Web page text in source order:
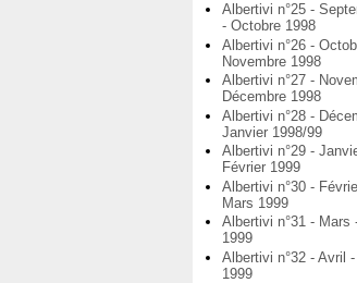
Albertivi n°25 -
- Octobre 1998
Albertivi n°26 -
Novembre 1998
Albertivi n°27 -
Décembre 1998
Albertivi n°28 -
Janvier 1998/99
Albertivi n°29 -
Février 1999
Albertivi n°30 -
Mars 1999
Albertivi n°31 - Mars
1999
Albertivi n°32 - Avril
1999